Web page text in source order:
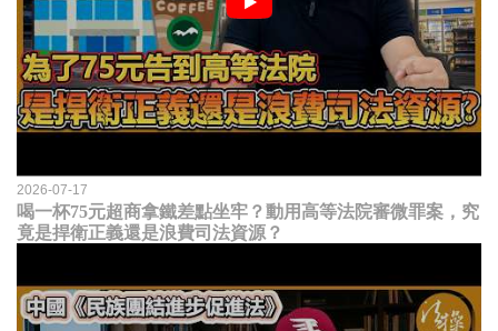
2026-07-17
喝一杯75元超商拿鐵差點坐牢？動用高等法院審微罪案，究
竟是捍衛正義還是浪費司法資源？